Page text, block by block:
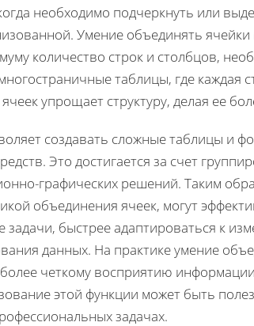
необходимо подчеркнуть или
Умение объединять
количество строк и столбцов,
таблицы, где каждая
упрощает структуру, делая ее
создавать сложные таблицы и
Это достигается за счет
графических решений. Таким
объединения ячеек, могут
быстрее адаптироваться к
данных. На практике умение
четкому восприятию
этой функции может быть
задачах.